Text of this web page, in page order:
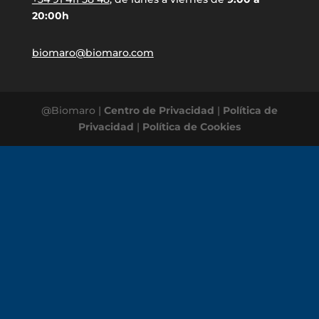
20:00h
biomaro@biomaro.com
@Biomaro | Centro de Privacidad | Política de
Privacidad | Política de Cookies